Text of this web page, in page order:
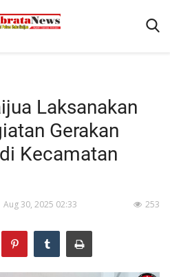
Laksanakan
Gerakan
Kecamatan
Aug 30, 2025 02:33 253